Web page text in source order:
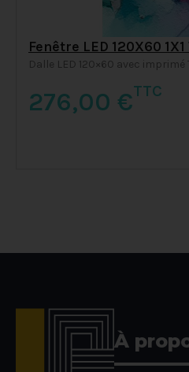
Fenêtre LED 120X60
Dalle LED 120×60 avec imprimé
276,00 €TTC
À